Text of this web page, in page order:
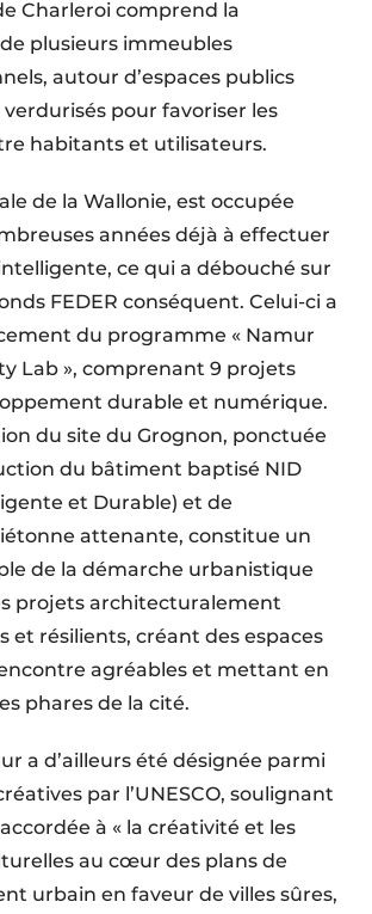
Charleroi comprend la
plusieurs immeubles
autour d’espaces publics
pour favoriser les
habitants et utilisateurs.
de la Wallonie, est occupée
années déjà à effectuer
ce qui a débouché sur
FEDER conséquent. Celui-ci a
du programme « Namur
Lab », comprenant 9 projets
durable et numérique.
du site du Grognon, ponctuée
du bâtiment baptisé NID
et Durable) et de
attenante, constitue un
de la démarche urbanistique
projets architecturalement
et résilients, créant des espaces
agréables et mettant en
phares de la cité.
a d’ailleurs été désignée parmi
par l’UNESCO, soulignant
à « la créativité et les
au cœur des plans de
urbain en faveur de villes sûres,